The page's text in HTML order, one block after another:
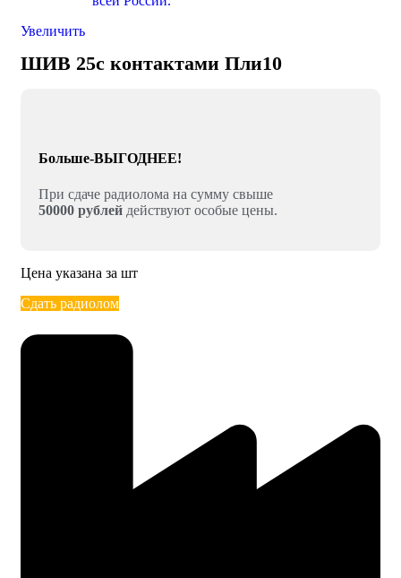
Увеличить
ШИВ 25с контактами Пли10
Больше-ВЫГОДНЕЕ!
При сдаче радиолома на сумму свыше
50000 рублей действуют особые цены.
Цена указана за шт
Сдать радиолом